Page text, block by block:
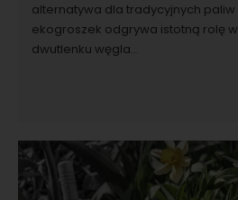
alternatywa dla tradycyjnych paliw
ekogroszek odgrywa istotną rolę
dwutlenku węgla...